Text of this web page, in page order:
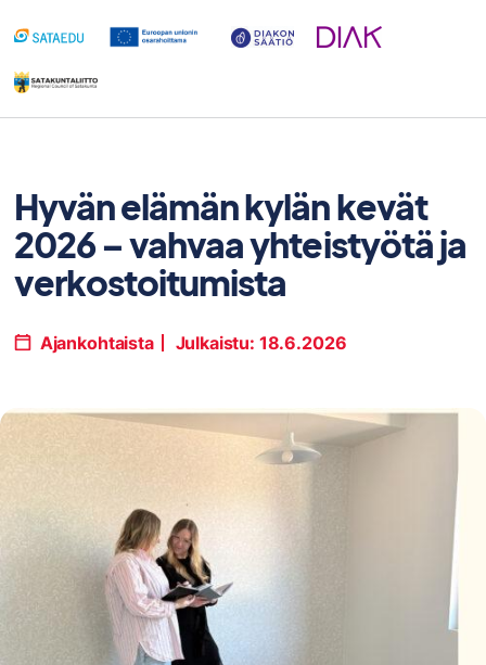
sisältöön
Hyvän elämän kylän kevät
2026 – vahvaa yhteistyötä ja
verkostoitumista
Ajankohtaista Julkaistu: 18.6.2026